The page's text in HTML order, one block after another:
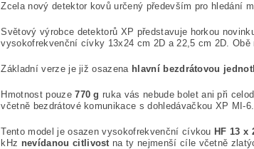
Zcela nový detektor kovů určený především pro hledání
Světový výrobce detektorů XP představuje horkou
vysokofrekvenční cívky 13x24 cm 2D a 22,5 cm 2D.
Základní verze je již osazena hlavní bezdrátovou
Hmotnost pouze770 g ruka vás nebude bolet ani při
včetně bezdrátové komunikace s dohledávačkou XP
Tento model je osazen vysokofrekvenční cívkou HF 13 x
kHz nevídanou citlivost na ty nejmenší cíle včetně